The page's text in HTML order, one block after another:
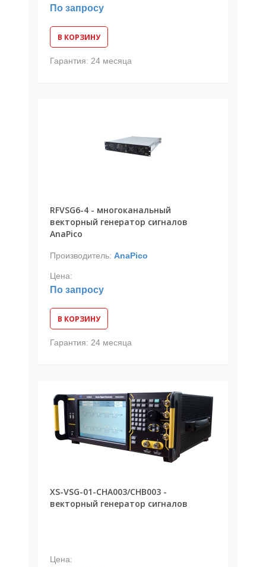
По запросу
В КОРЗИНУ
Гарантия: 24 месяца
RFVSG6-4 - многоканальный
векторный генератор сигналов
AnaPico
Производитель: AnaPico
Цена:
По запросу
В КОРЗИНУ
Гарантия: 24 месяца
XS-VSG-01-CHA003/CHВ003 -
векторный генератор сигналов
Цена: